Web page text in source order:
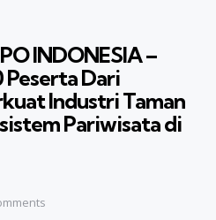
INDONESIA –
Peserta Dari
Industri Taman
Pariwisata di